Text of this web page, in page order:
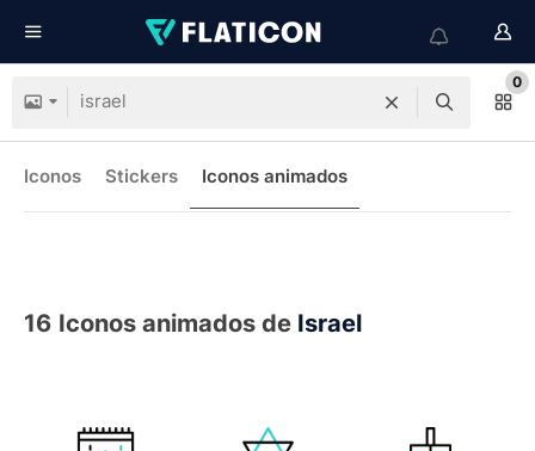
0
Iconos Stickers Iconos animados
16 Iconos animados de Israel